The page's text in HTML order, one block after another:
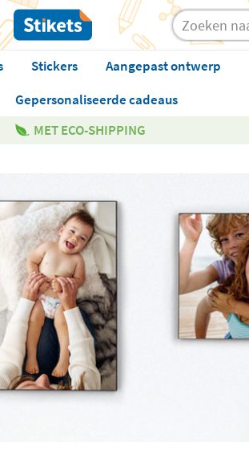
Stickers Aangepast ontwerp
Gepersonaliseerde cadeaus
MET ECO-SHIPPING